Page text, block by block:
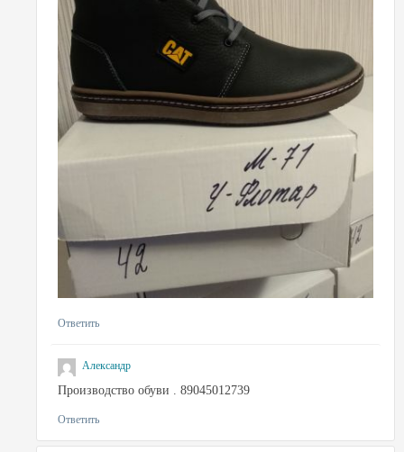
Ответить
Александр
Производство обуви . 89045012739
Ответить